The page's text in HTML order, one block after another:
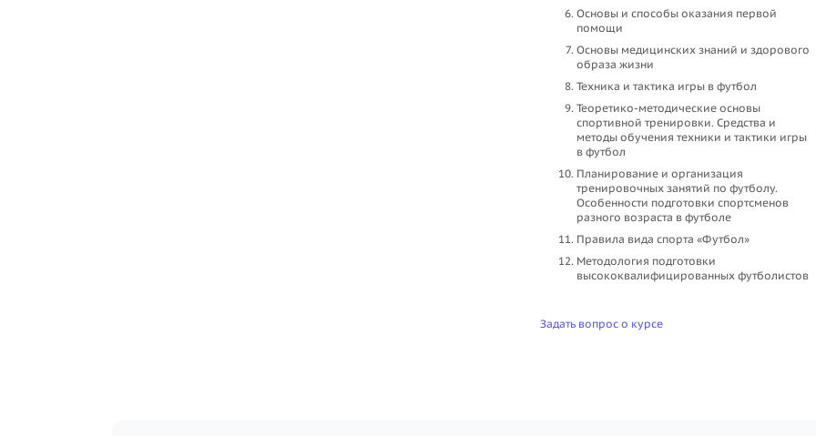
Основы и способы оказания первой
помощи
Основы медицинских знаний и здорового
образа жизни
Техника и тактика игры в футбол
Теоретико-методические основы
спортивной тренировки. Средства и
методы обучения техники и тактики игры
в футбол
Планирование и организация
тренировочных занятий по футболу.
Особенности подготовки спортсменов
разного возраста в футболе
Правила вида спорта «Футбол»
Методология подготовки
высококвалифицированных футболистов
Задать вопрос о курсе